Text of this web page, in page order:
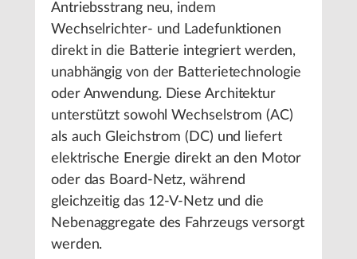
Antriebsstrang neu, indem
Wechselrichter- und Ladefunktionen
direkt in die Batterie integriert werden,
unabhängig von der Batterietechnologie
oder Anwendung. Diese Architektur
unterstützt sowohl Wechselstrom (AC)
als auch Gleichstrom (DC) und liefert
elektrische Energie direkt an den Motor
oder das Board-Netz, während
gleichzeitig das 12-V-Netz und die
Nebenaggregate des Fahrzeugs versorgt
werden.